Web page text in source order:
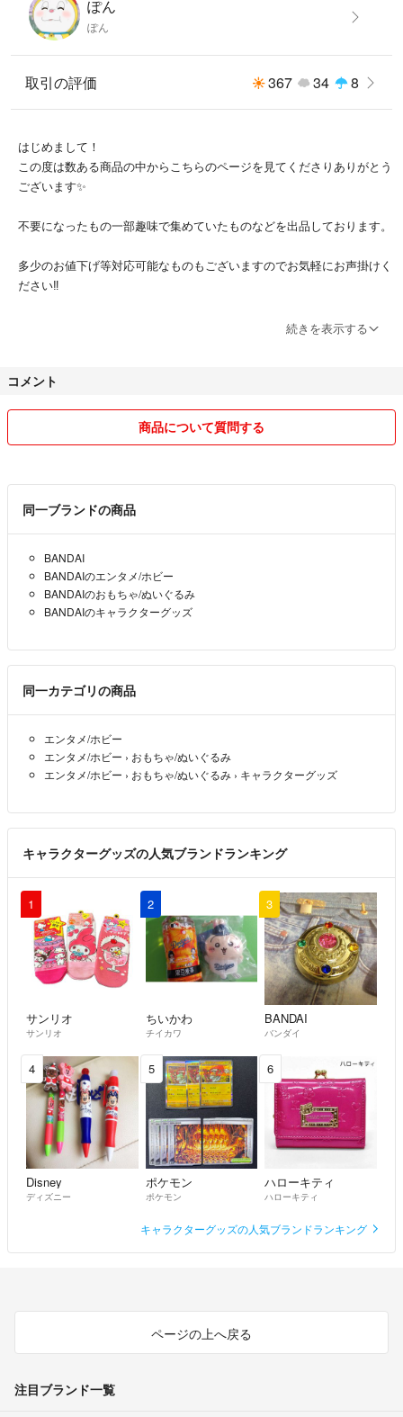
ぽん
ぽん
取引の評価 367 34 8
はじめまして！
この度は数ある商品の中からこちらのページを見てくださりありがとう
ございます✨
不要になったもの一部趣味で集めていたものなどを出品しております。
多少のお値下げ等対応可能なものもございますのでお気軽にお声掛けく
ださい‼︎
気持ちの良いお取引ができるよう心がけておりますが、こちらの都合で
ご希望の際はお手数ですがご購入前にコメントにてお知らせください。
最後まで見てくださりありがとうございます。
よろしくお願い致します。
続きを表示する
コメント
商品について質問する
同一ブランドの商品
BANDAI
BANDAIのエンタメ/ホビー
BANDAIのおもちゃ/ぬいぐるみ
BANDAIのキャラクターグッズ
同一カテゴリの商品
エンタメ/ホビー
エンタメ/ホビー › おもちゃ/ぬいぐるみ
エンタメ/ホビー › おもちゃ/ぬいぐるみ › キャラクターグッズ
キャラクターグッズの人気ブランドランキング
1
サンリオ
サンリオ
2
ちいかわ
チイカワ
3
BANDAI
バンダイ
4
Disney
ディズニー
5
ポケモン
ポケモン
6
ハローキティ
ハローキティ
キャラクターグッズの人気ブランドランキング
ページの上へ戻る
注目ブランド一覧